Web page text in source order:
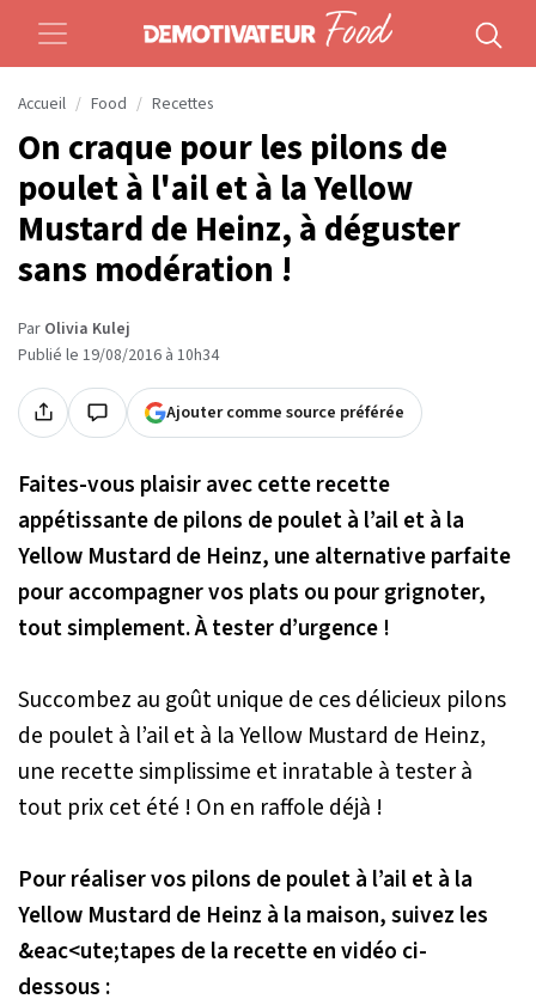
Accueil Food Recettes
On craque pour les pilons de
poulet à l'ail et à la Yellow
Mustard de Heinz, à déguster
sans modération !
Par Olivia Kulej
Publié le 19/08/2016 à 10h34
Ajouter comme source préférée
Faites-vous plaisir avec cette recette
appétissante de pilons de poulet à l’ail et à la
Yellow Mustard de Heinz, une alternative parfaite
pour accompagner vos plats ou pour grignoter,
tout simplement. À tester d’urgence !
Succombez au goût unique de ces délicieux pilons
de poulet à l’ail et à la Yellow Mustard de Heinz,
une recette simplissime et inratable à tester à
tout prix cet été ! On en raffole déjà !
Pour réaliser vos pilons de poulet à l’ail et à la
Yellow Mustard de Heinz à la maison, suivez les
&eac<ute;tapes de la recette en vidéo ci-
dessous :